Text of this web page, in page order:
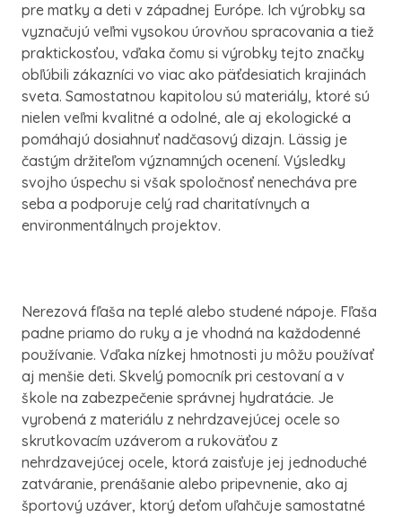
pre matky a deti v západnej Európe. Ich výrobky sa
vyznačujú veľmi vysokou úrovňou spracovania a tiež
praktickosťou, vďaka čomu si výrobky tejto značky
obľúbili zákazníci vo viac ako päťdesiatich krajinách
sveta. Samostatnou kapitolou sú materiály, ktoré sú
nielen veľmi kvalitné a odolné, ale aj ekologické a
pomáhajú dosiahnuť nadčasový dizajn. Lässig je
častým držiteľom významných ocenení. Výsledky
svojho úspechu si však spoločnosť nenecháva pre
seba a podporuje celý rad charitatívnych a
environmentálnych projektov.
Nerezová fľaša na teplé alebo studené nápoje. Fľaša
padne priamo do ruky a je vhodná na každodenné
používanie. Vďaka nízkej hmotnosti ju môžu používať
aj menšie deti. Skvelý pomocník pri cestovaní a v
škole na zabezpečenie správnej hydratácie. Je
vyrobená z materiálu z nehrdzavejúcej ocele so
skrutkovacím uzáverom a rukoväťou z
nehrdzavejúcej ocele, ktorá zaisťuje jej jednoduché
zatváranie, prenášanie alebo pripevnenie, ako aj
športový uzáver, ktorý deťom uľahčuje samostatné